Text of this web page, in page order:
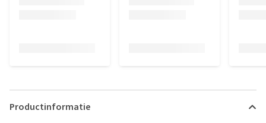
Productinformatie